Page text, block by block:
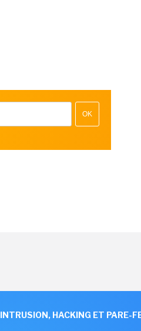
OK
INTRUSION, HACKING ET PARE-